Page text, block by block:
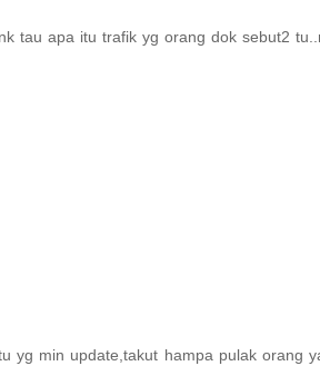
tau apa itu trafik yg orang dok sebut2
yg min update,takut hampa pulak orang